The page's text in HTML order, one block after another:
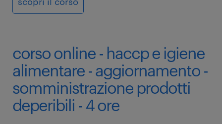
corso online - haccp e igiene
alimentare - aggiornamento -
somministrazione prodotti
deperibili - 4 ore